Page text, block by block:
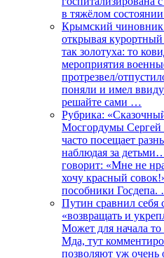
в тяжёлом
Крымский
открывая
так золотуха: то
мероприятия
протрезвел/
поняли и имел
решайте сами …
Рубрика:
Мосгордумы Сергей
часто посещает
наблюдая за
говорит: «Мне не
хочу красный
пособники
Путин сравнил себя
«возвращать и
Может для начала то
Мда, тут
позволяют уж